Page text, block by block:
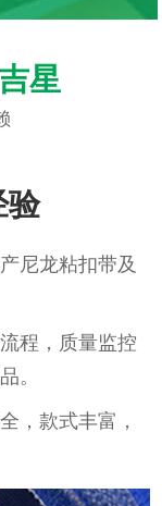
星
验
尼龙粘扣带及
程，质量监控
。
，款式丰富，